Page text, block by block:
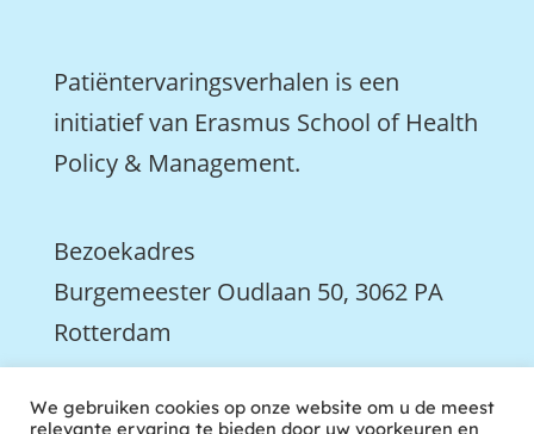
Patiëntervaringsverhalen is een
initiatief van Erasmus School of Health
Policy & Management.
Bezoekadres
Burgemeester Oudlaan 50, 3062 PA
Rotterdam
 We zijn ook actief op LinkedIn
We gebruiken cookies op onze website om u de meest
relevante ervaring te bieden door uw voorkeuren en